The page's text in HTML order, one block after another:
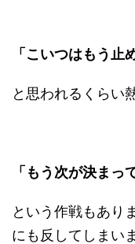
「こいつはもう止
と思われるくらい
「もう次が決まっ
という作戦もあり
にも反してしまい